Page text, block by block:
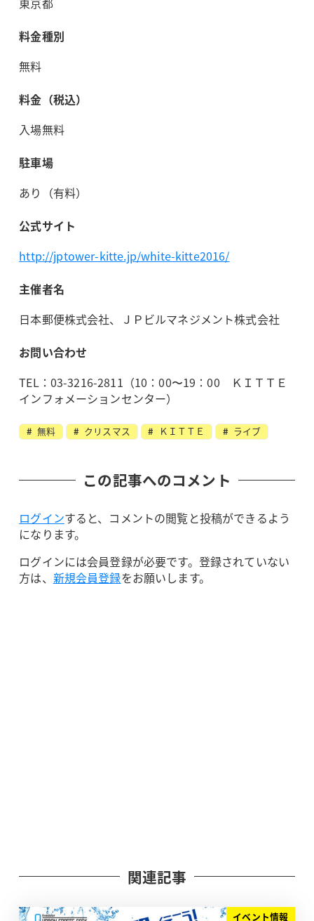
料金種別
無料
料金（税込）
入場無料
駐車場
あり（有料）
公式サイト
http://jptower-kitte.jp/white-kitte2016/
主催者名
日本郵便株式会社、ＪＰビルマネジメント株式会社
お問い合わせ
TEL：03-3216-2811（10：00〜19：00 ＫＩＴＴＥ
インフォメーションセンター）
無料 クリスマス ＫＩＴＴＥ ライブ
この記事へのコメント
ログインすると、コメントの閲覧と投稿ができるよう
になります。
ログインには会員登録が必要です。登録されていない
方は、 新規会員登録をお願いします。
関連記事
イベント情報